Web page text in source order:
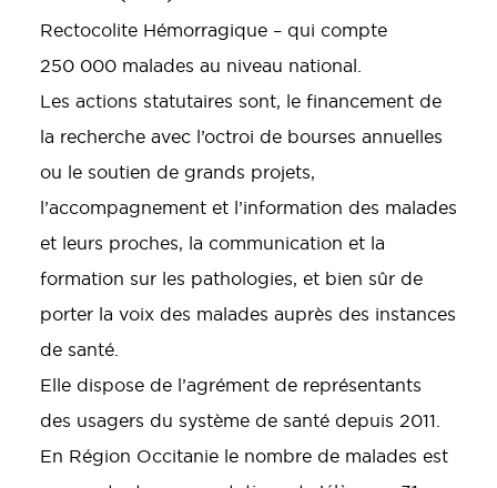
Rectocolite Hémorragique – qui compte
250 000 malades au niveau national.
Les actions statutaires sont, le financement de
la recherche avec l’octroi de bourses annuelles
ou le soutien de grands projets,
l’accompagnement et l’information des malades
et leurs proches, la communication et la
formation sur les pathologies, et bien sûr de
porter la voix des malades auprès des instances
de santé.
Elle dispose de l’agrément de représentants
des usagers du système de santé depuis 2011.
En Région Occitanie le nombre de malades est